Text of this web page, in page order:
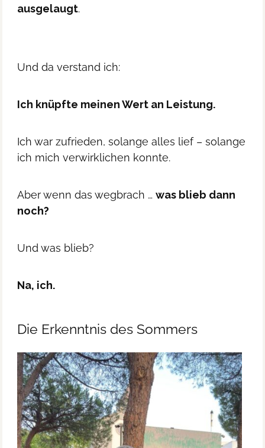
ausgelaugt.
Und da verstand ich:
Ich knüpfte meinen Wert an Leistung.
Ich war zufrieden, solange alles lief – solange
ich mich verwirklichen konnte.
Aber wenn das wegbrach …was blieb dann
noch?
Und was blieb?
Na, ich.
Die Erkenntnis des Sommers